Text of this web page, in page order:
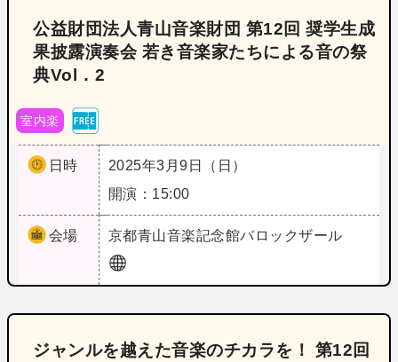
公益財団法人青山音楽財団 第12回 奨学生成
果披露演奏会 若き音楽家たちによる音の祭
典Vol．2
室内楽
日時
2025年3月9日（日）
開演：15:00
会場 京都青山音楽記念館バロックザール
ジャンルを越えた音楽のチカラを！ 第12回